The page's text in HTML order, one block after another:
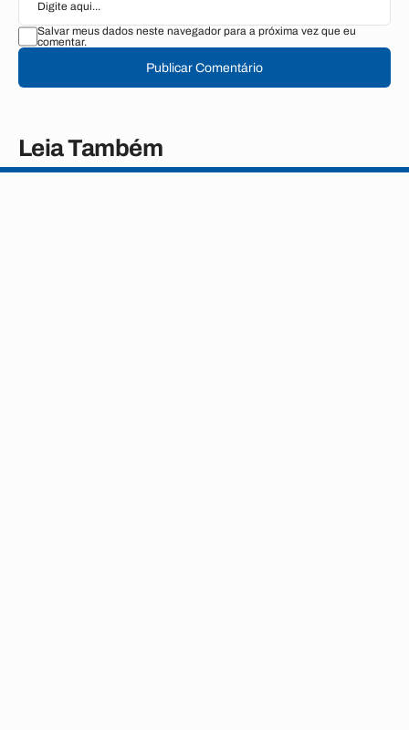
Salvar meus dados neste navegador para a próxima vez que eu
comentar.
Publicar Comentário
Leia Também